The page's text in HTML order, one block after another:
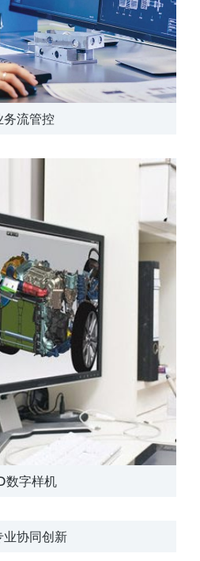
务流管控
数字样机
业协同创新